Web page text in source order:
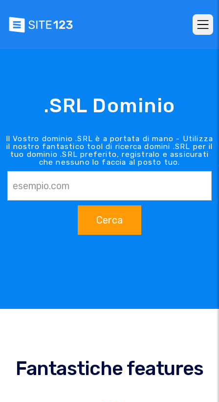
.SRL Dominio
Il Vostro dominio .SRL è a portata di mano - Utilizza
il nostro fantastico tool di ricerca domini .SRL per il
tuo dominio .SRL preferito, registralo e assicurati
che nessuno lo faccia al posto tuo.
Cerca
Fantastiche features